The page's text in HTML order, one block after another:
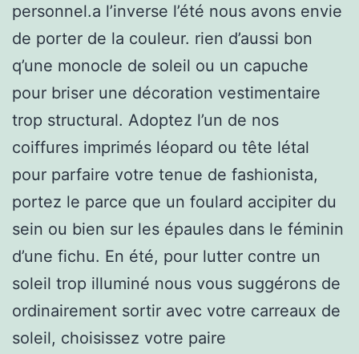
personnel.a l’inverse l’été nous avons envie
de porter de la couleur. rien d’aussi bon
q’une monocle de soleil ou un capuche
pour briser une décoration vestimentaire
trop structural. Adoptez l’un de nos
coiffures imprimés léopard ou tête létal
pour parfaire votre tenue de fashionista,
portez le parce que un foulard accipiter du
sein ou bien sur les épaules dans le féminin
d’une fichu. En été, pour lutter contre un
soleil trop illuminé nous vous suggérons de
ordinairement sortir avec votre carreaux de
soleil, choisissez votre paire